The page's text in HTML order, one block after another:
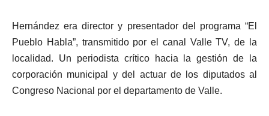
Hernández era director y presentador del programa “El
Pueblo Habla”, transmitido por el canal Valle TV, de la
localidad. Un periodista crítico hacia la gestión de la
corporación municipal y del actuar de los diputados al
Congreso Nacional por el departamento de Valle.